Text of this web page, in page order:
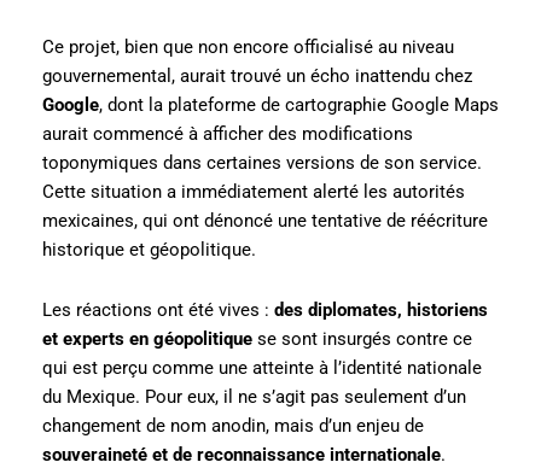
Ce projet, bien que non encore officialisé au niveau
gouvernemental, aurait trouvé un écho inattendu chez
Google, dont la plateforme de cartographie Google Maps
aurait commencé à afficher des modifications
toponymiques dans certaines versions de son service.
Cette situation a immédiatement alerté les autorités
mexicaines, qui ont dénoncé une tentative de réécriture
historique et géopolitique.
Les réactions ont été vives : des diplomates, historiens
et experts en géopolitique se sont insurgés contre ce
qui est perçu comme une atteinte à l’identité nationale
du Mexique. Pour eux, il ne s’agit pas seulement d’un
changement de nom anodin, mais d’un enjeu de
souveraineté et de reconnaissance internationale.